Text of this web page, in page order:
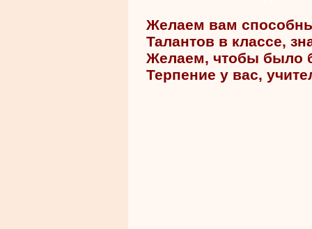
Желаем вам
Талантов в классе,
Желаем, чтобы было
Терпение у вас,